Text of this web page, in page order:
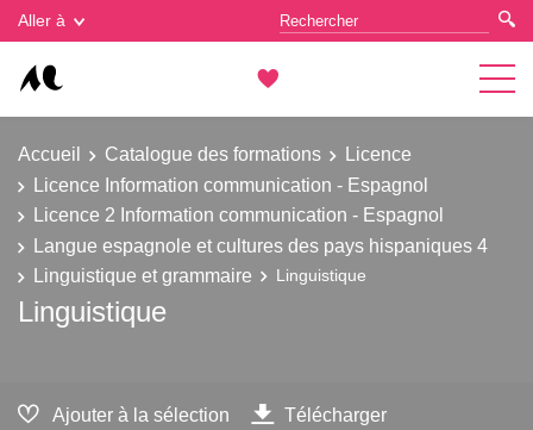
Aller à
Accueil Catalogue des formations
Licence
Licence Information communication - Espagnol
Licence 2 Information communication - Espagnol
Langue espagnole et cultures des pays hispaniques 4
Linguistique et grammaire
Linguistique
Linguistique
Ajouter à la sélection Télécharger
Gestion des cookies